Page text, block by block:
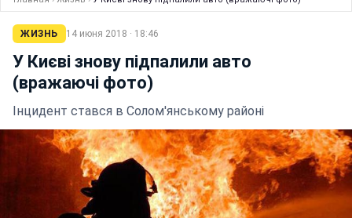
ЖИЗНЬ 14 июня 2018 · 18:46
У Києві знову підпалили авто
(вражаючі фото)
Інцидент стався в Солом'янському районі